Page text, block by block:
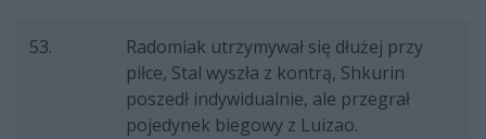
53.
Radomiak utrzymywał się dłużej przy
piłce, Stal wyszła z kontrą, Shkurin
poszedł indywidualnie, ale przegrał
pojedynek biegowy z Luizao.